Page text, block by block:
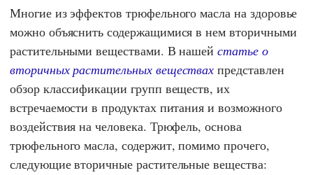
Многие из эффектов трюфельного масла на здоровье
можно объяснить содержащимися в нем вторичными
растительными веществами. В нашейстатье о
вторичных растительных веществах представлен
обзор классификации групп веществ, их
встречаемости в продуктах питания и возможного
воздействия на человека. Трюфель, основа
трюфельного масла, содержит, помимо прочего,
следующие вторичные растительные вещества: